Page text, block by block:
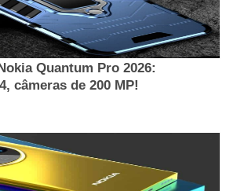
Quantum Pro 2026:
câmeras de 200 MP!